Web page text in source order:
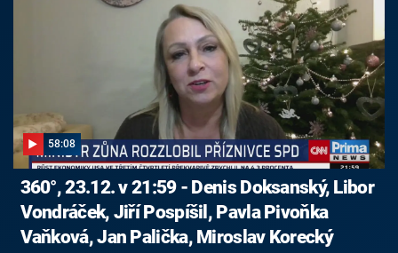
58:08
360°, 23.12. v 21:59 - Denis Doksanský, Libor
Vondráček, Jiří Pospíšil, Pavla Pivoňka
Vaňková, Jan Palička, Miroslav Korecký